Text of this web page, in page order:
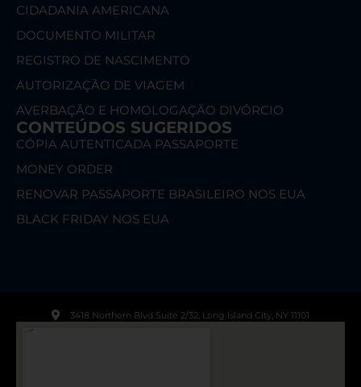
CIDADANIA AMERICANA
DOCUMENTO MILITAR
REGISTRO DE NASCIMENTO
AUTORIZAÇÃO DE VIAGEM
AVERBAÇÃO E HOMOLOGAÇÃO DIVÓRCIO
CONTEÚDOS SUGERIDOS
CÓPIA AUTENTICADA PASSAPORTE
MONEY ORDER
RENOVAR PASSAPORTE BRASILEIRO NOS EUA
BLACK FRIDAY NOS EUA
3418 Northern Blvd Suite 2/32, Long Island City, NY 11101